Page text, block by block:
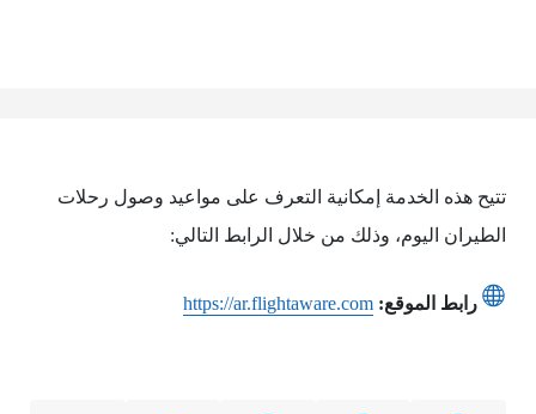
تتيح هذه الخدمة إمكانية التعرف على مواعيد وصول رحلات
الطيران اليوم، وذلك من خلال الرابط التالي:
رابط الموقع: https://ar.flightaware.com